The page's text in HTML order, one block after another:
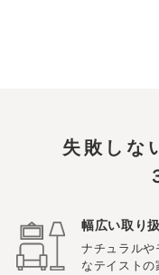
失敗しな
幅広い取り
ナチュラルや
なテイストの